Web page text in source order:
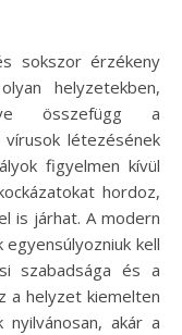
helyzetekben,
összefügg a
létezésének
figyelmen kívül
hordoz,
is járhat. A modern
kell
szabadsága és a
a helyzet kiemelten
nyilvánosan, akár a